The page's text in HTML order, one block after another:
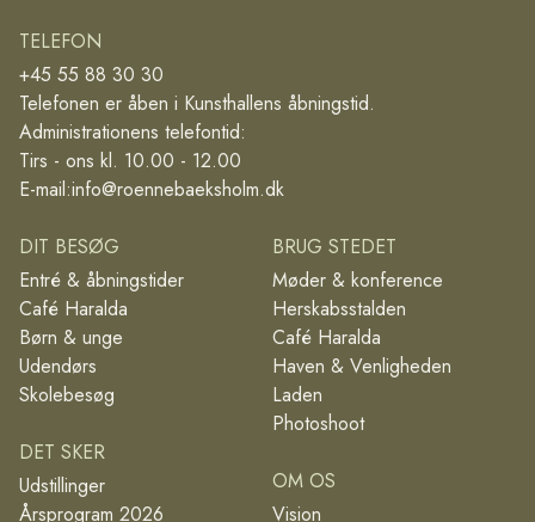
TELEFON
+45 55 88 30 30
Telefonen er åben i Kunsthallens åbningstid.
Administrationens telefontid:
Tirs - ons kl. 10.00 - 12.00
E-mail:info@roennebaeksholm.dk
DIT BESØG
Entré & åbningstider
Café Haralda
Børn & unge
Udendørs
Skolebesøg
DET SKER
Udstillinger
Årsprogram 2026
BRUG STEDET
Møder & konference
Herskabsstalden
Café Haralda
Haven & Venligheden
Laden
Photoshoot
OM OS
Vision